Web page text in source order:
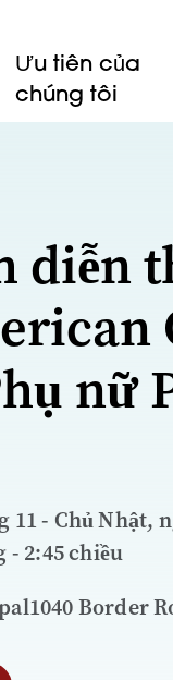
Ưu tiên của
chúng tôi
diễn
nữ
11 - Chủ Nhật,
- 2:45 chiều
Border